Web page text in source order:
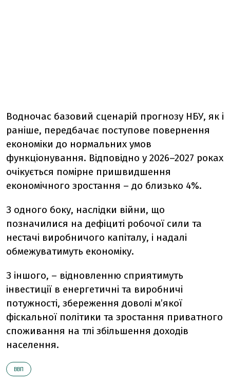
Водночас базовий сценарій прогнозу НБУ, як і
раніше, передбачає поступове повернення
економіки до нормальних умов
функціонування. Відповідно у 2026–2027 роках
очікується помірне пришвидшення
економічного зростання – до близько 4%.
З одного боку, наслідки війни, що
позначилися на дефіциті робочої сили та
нестачі виробничого капіталу, і надалі
обмежуватимуть економіку.
З іншого, – відновленню сприятимуть
інвестиції в енергетичні та виробничі
потужності, збереження доволі м’якої
фіскальної політики та зростання приватного
споживання на тлі збільшення доходів
населення.
ВВП